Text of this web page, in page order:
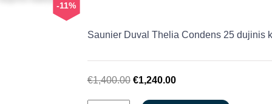
-11%
Saunier Duval Thelia Condens 25 dujinis
€1,400.00 Original
€1,240.00Current